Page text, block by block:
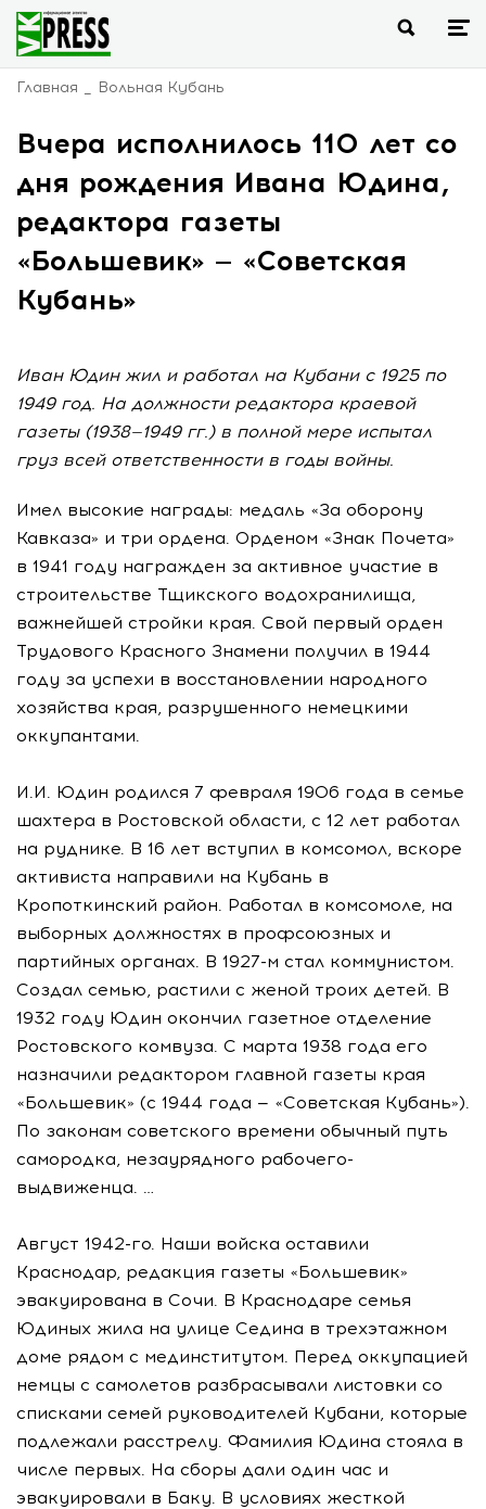
Главная Вольная Кубань
Вчера исполнилось 110 лет со
дня рождения Ивана Юдина,
редактора газеты
«Большевик» — «Советская
Кубань»
Иван Юдин жил и работал на Кубани с 1925 по
1949 год. На должности редактора краевой
газеты (1938—1949 гг.) в полной мере испытал
груз всей ответственности в годы войны.
Имел высокие награды: медаль «За оборону
Кавказа» и три ордена. Орденом «Знак Почета»
в 1941 году награжден за активное участие в
строительстве Тщикского водохранилища,
важнейшей стройки края. Свой первый орден
Трудового Красного Знамени получил в 1944
году за успехи в восстановлении народного
хозяйства края, разрушенного немецкими
оккупантами.
И.И. Юдин родился 7 февраля 1906 года в семье
шахтера в Ростовской области, с 12 лет работал
на руднике. В 16 лет вступил в комсомол, вскоре
активиста направили на Кубань в
Кропоткинский район. Работал в комсомоле, на
выборных должностях в профсоюзных и
партийных органах. В 1927-м стал коммунистом.
Создал семью, растили с женой троих детей. В
1932 году Юдин окончил газетное отделение
Ростовского комвуза. С марта 1938 года его
назначили редактором главной газеты края
«Большевик» (с 1944 года — «Советская Кубань»).
По законам советского времени обычный путь
самородка, незаурядного рабочего-
выдвиженца. …
Август 1942-го. Наши войска оставили
Краснодар, редакция газеты «Большевик»
эвакуирована в Сочи. В Краснодаре семья
Юдиных жила на улице Седина в трехэтажном
доме рядом с мединститутом. Перед оккупацией
немцы с самолетов разбрасывали листовки со
списками семей руководителей Кубани, которые
подлежали расстрелу. Фамилия Юдина стояла в
числе первых. На сборы дали один час и
эвакуировали в Баку. В условиях жесткой